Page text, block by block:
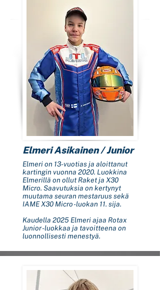
Elmeri Asikainen / Junior
Elmeri on 13-vuotias ja aloittanut
kartingin vuonna 2020. Luokkina
Elmerillä on ollut Raket ja X30
Micro. Saavutuksia on kertynyt
muutama seuran mestaruus sekä
IAME X30 Micro -luokan 11. sija.
Kaudella 2025 Elmeri ajaa Rotax
Junior -luokkaa ja tavoitteena on
luonnollisesti menestyä.